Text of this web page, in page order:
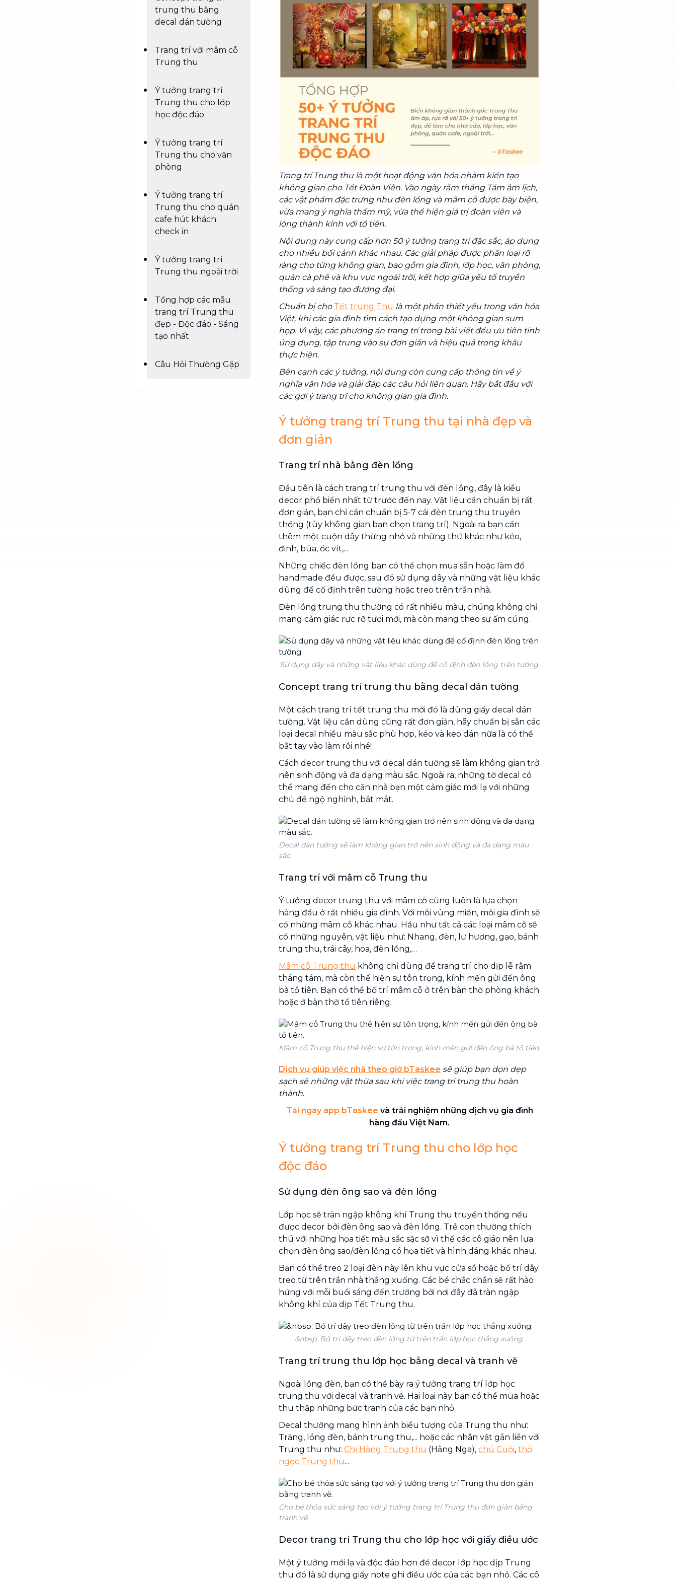
Chuyển nhà trọn gói, không lo dọn
dẹp nơi đi nơi đến
Vệ sinh công nghiệp NEW
Vệ sinh chuyên nghiệp cho văn
phòng, nhà xưởng, công trình lớn
trung thu bằng
decal dán tường
Trang trí với mâm cỗ
Trung thu
Ý tưởng trang trí
Trung thu cho lớp
học độc đáo
Ý tưởng trang trí
Trung thu cho văn
phòng
Ý tưởng trang trí
Trung thu cho quán
cafe hút khách
check in
Ý tưởng trang trí
Trung thu ngoài trời
Tổng hợp các mẫu
trang trí Trung thu
đẹp - Độc đáo - Sáng
tạo nhất
Câu Hỏi Thường Gặp
Trang trí Trung thu là một hoạt động văn hóa nhằm kiến tạo
không gian cho Tết Đoàn Viên. Vào ngày rằm tháng Tám âm lịch,
các vật phẩm đặc trưng như đèn lồng và mâm cỗ được bày biện,
vừa mang ý nghĩa thẩm mỹ, vừa thể hiện giá trị đoàn viên và
lòng thành kính với tổ tiên.
Nội dung này cung cấp hơn 50 ý tưởng trang trí đặc sắc, áp dụng
cho nhiều bối cảnh khác nhau. Các giải pháp được phân loại rõ
ràng cho từng không gian, bao gồm gia đình, lớp học, văn phòng,
quán cà phê và khu vực ngoài trời, kết hợp giữa yếu tố truyền
thống và sáng tạo đương đại.
Chuẩn bị cho Tết trung Thu là một phần thiết yếu trong văn hóa
Việt, khi các gia đình tìm cách tạo dựng một không gian sum
họp. Vì vậy, các phương án trang trí trong bài viết đều ưu tiên tính
ứng dụng, tập trung vào sự đơn giản và hiệu quả trong khâu
thực hiện.
Bên cạnh các ý tưởng, nội dung còn cung cấp thông tin về ý
nghĩa văn hóa và giải đáp các câu hỏi liên quan. Hãy bắt đầu với
các gợi ý trang trí cho không gian gia đình.
Ý tưởng trang trí Trung thu tại nhà đẹp và
đơn giản
Trang trí nhà bằng đèn lồng
Đầu tiên là cách trang trí trung thu với đèn lồng, đây là kiểu
decor phổ biến nhất từ trước đến nay. Vật liệu cần chuẩn bị rất
đơn giản, bạn chỉ cần chuẩn bị 5-7 cái đèn trung thu truyền
thống (tùy không gian bạn chọn trang trí). Ngoài ra bạn cần
thêm một cuộn dây thừng nhỏ và những thứ khác như kéo,
đinh, búa, ốc vít,...
Những chiếc đèn lồng bạn có thể chọn mua sẵn hoặc làm đồ
handmade đều được, sau đó sử dụng dây và những vật liệu khác
dùng để cố định trên tường hoặc treo trên trần nhà.
Đèn lồng trung thu thường có rất nhiều màu, chúng không chỉ
mang cảm giác rực rỡ tươi mới, mà còn mang theo sự ấm cúng.
Sử dụng dây và những vật liệu khác dùng để cố định đèn lồng trên tường.
Concept trang trí trung thu bằng decal dán tường
Một cách trang trí tết trung thu mới đó là dùng giấy decal dán
tường. Vật liệu cần dùng cũng rất đơn giản, hãy chuẩn bị sẵn các
loại decal nhiều màu sắc phù hợp, kéo và keo dán nữa là có thể
bắt tay vào làm rồi nhé!
Cách decor trung thu với decal dán tường sẽ làm không gian trở
nên sinh động và đa dạng màu sắc. Ngoài ra, những tờ decal có
thể mang đến cho căn nhà bạn một cảm giác mới lạ với những
chủ đề ngộ nghĩnh, bắt mắt.
Decal dán tường sẽ làm không gian trở nên sinh động và đa dạng màu
sắc.
Trang trí với mâm cỗ Trung thu
Ý tưởng decor trung thu với mâm cỗ cũng luôn là lựa chọn
hàng đầu ở rất nhiều gia đình. Với mỗi vùng miền, mỗi gia đình sẽ
có những mâm cỗ khác nhau. Hầu như tất cả các loại mâm cỗ sẽ
có những nguyên, vật liệu như: Nhang, đèn, lư hương, gạo, bánh
trung thu, trái cây, hoa, đèn lồng,…
Mâm cỗ Trung thu không chỉ dùng để trang trí cho dịp lễ rằm
tháng tám, mà còn thể hiện sự tôn trọng, kính mến gửi đến ông
bà tổ tiên. Bạn có thể bố trí mâm cỗ ở trên bàn thờ phòng khách
hoặc ở bàn thờ tổ tiên riêng.
Mâm cỗ Trung thu thể hiện sự tôn trọng, kính mến gửi đến ông bà tổ tiên.
Dịch vụ giúp việc nhà theo giờ bTaskee sẽ giúp bạn dọn dẹp
sạch sẽ những vật thừa sau khi việc trang trí trung thu hoàn
thành.
Tải ngay app bTaskee và trải nghiệm những dịch vụ gia đình
hàng đầu Việt Nam.
Ý tưởng trang trí Trung thu cho lớp học
độc đáo
Sử dụng đèn ông sao và đèn lồng
Lớp học sẽ tràn ngập không khí Trung thu truyền thống nếu
được decor bởi đèn ông sao và đèn lồng. Trẻ con thường thích
thú với những họa tiết màu sắc sặc sỡ vì thế các cô giáo nên lựa
chọn đèn ông sao/đèn lồng có họa tiết và hình dáng khác nhau.
Bạn có thể treo 2 loại đèn này lên khu vực cửa sổ hoặc bố trí dây
treo từ trên trần nhà thẳng xuống. Các bé chắc chắn sẽ rất hào
hứng với mỗi buổi sáng đến trường bởi nơi đây đã tràn ngập
không khí của dịp Tết Trung thu.
&nbsp; Bố trí dây treo đèn lồng từ trên trần lớp học thẳng xuống.
Trang trí trung thu lớp học bằng decal và tranh vẽ
Ngoài lồng đèn, bạn có thể bày ra ý tưởng trang trí lớp học
trung thu với decal và tranh vẽ. Hai loại này bạn có thể mua hoặc
thu thập những bức tranh của các bạn nhỏ.
Decal thường mang hình ảnh biểu tượng của Trung thu như:
Trăng, lồng đèn, bánh trung thu,... hoặc các nhân vật gắn liền với
Trung thu như: Chị Hằng Trung thu (Hằng Nga), chú Cuội, thỏ
ngọc Trung thu...
Cho bé thỏa sức sáng tạo với ý tưởng trang trí Trung thu đơn giản bằng
tranh vẽ.
Decor trang trí Trung thu cho lớp học với giấy điều ước
Một ý tưởng mới lạ và độc đáo hơn để decor lớp học dịp Trung
thu đó là sử dụng giấy note ghi điều ước của các bạn nhỏ. Các cô